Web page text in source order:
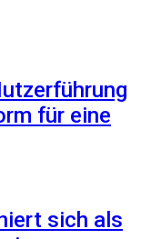
für eine
sich als